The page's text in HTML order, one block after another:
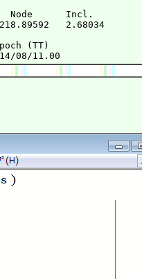
Node      Incl.
218.89592   2.68034
(TT)